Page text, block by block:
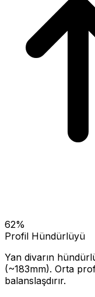
62%
Profil Hündürlüyü
Yan divarın
(~183mm). Orta
balanslaşdırır.